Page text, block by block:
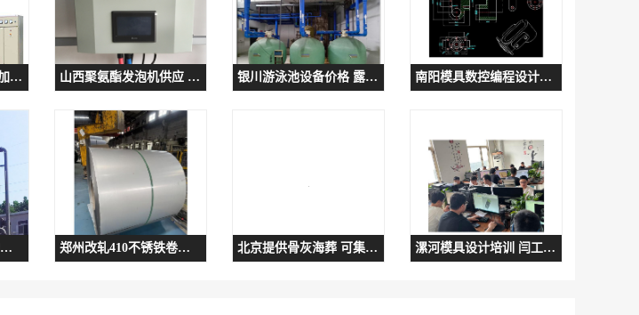
提供安装服务 电锅炉加热器价格 电锅炉 山西聚氨酯发泡机供应 使用方便 银川游泳池设备价格 露天泳池设备 南阳模具数控编程设计培训 河南闫工模具设计培训
德阳输油臂厂商_手动双管 郑州改轧410不锈铁卷带电话 北京提供骨灰海葬 可集体服务 漯河模具设计培训 闫工加工中心操作和手工编程